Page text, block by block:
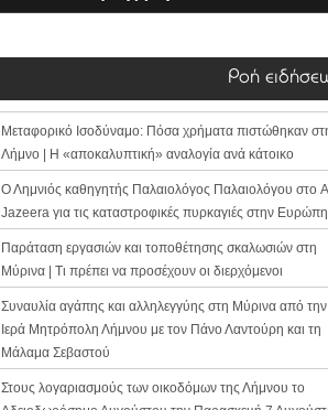
Ροή
Μεταφορικό Ισοδύναμο: Πόσα χρήματα πιστώθηκαν
Λήμνο | Η «αποκαλυπτική» αναλογία ανά κάτοικο
Ο Λημνιός καθηγητής Παλαιολόγος Παλαιολόγου στο Al
Jazeera για τις καταστροφικές πυρκαγιές στην Ευρώπη
Παράταση εργασιών και τοποθέτησης σκαλωσιών στη
Μύρινα | Τι πρέπει να προσέχουν οι διερχόμενοι
Συναυλία αγάπης και αλληλεγγύης στη Μύρινα από την
Ιερά Μητρόπολη Λήμνου με τον Πάνο Λαντούρη και τη
Μάλαμα Σεβαστού
Στους λογαριασμούς των οικοδόμων της Λήμνου το